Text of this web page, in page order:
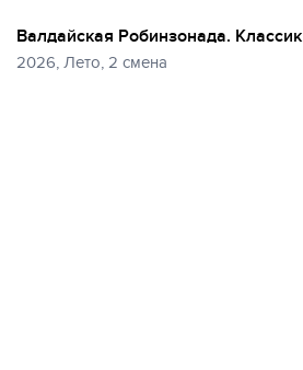
Валдайская Робинзонада. Классик
2026, Лето, 2 смена